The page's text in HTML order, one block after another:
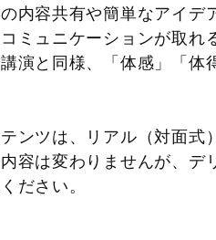
の内容共有や簡単なアイ
ミュニケーションが取れ
講演と同様、「体感」「体
ンツは、リアル（対面
容は変わりませんが、
ださい。